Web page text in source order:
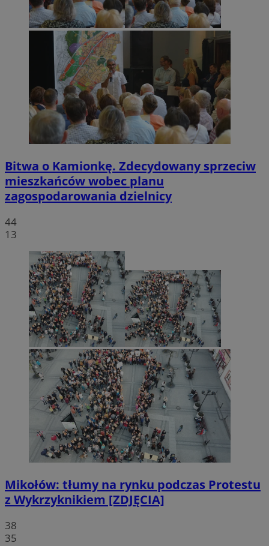
Bitwa o Kamionkę. Zdecydowany sprzeciw
mieszkańców wobec planu
zagospodarowania dzielnicy
44
13
Mikołów: tłumy na rynku podczas Protestu
z Wykrzyknikiem [ZDJĘCIA]
38
35